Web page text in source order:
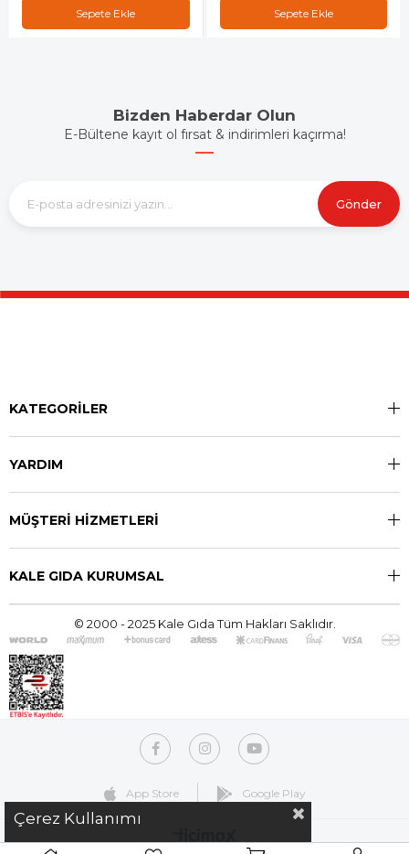
Sepete Ekle Sepete Ekle
Bizden Haberdar Olun
E-Bültene kayıt ol fırsat & indirimleri kaçırma!
Gönder
KATEGORİLER
YARDIM
MÜŞTERİ HİZMETLERİ
KALE GIDA KURUMSAL
© 2000 - 2025 Kale Gıda Tüm Hakları Saklıdır.
App Store Google Play
Çerez Kullanımı